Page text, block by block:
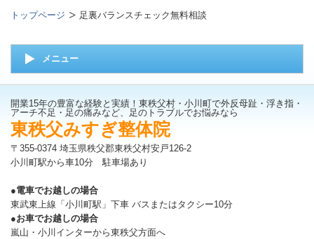
トップページ 足裏バランスチェック無料相談
メニュー
開業15年の豊富な経験と実績！東秩父村・小川町で外反母趾・浮き指・
アーチ不足・足の痛みなど、足のトラブルでお悩みなら
東秩父みすぎ整体院
〒355-0374 埼玉県秩父郡東秩父村安戸126-2
小川町駅から車10分 駐車場あり
●電車でお越しの場合
東武東上線「小川町駅」下車 バスまたはタクシー10分
●お車でお越しの場合
嵐山・小川インターから東秩父方面へ